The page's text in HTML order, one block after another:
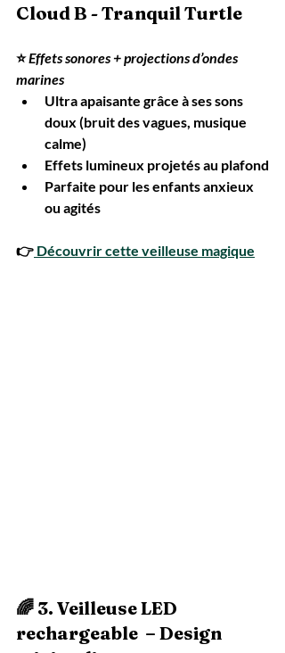
Cloud B - Tranquil Turtle
⭐ Effets sonores + projections d’ondes
marines
Ultra apaisante grâce à ses sons
doux (bruit des vagues, musique
calme)
Effets lumineux projetés au plafond
Parfaite pour les enfants anxieux
ou agités
👉 Découvrir cette veilleuse magique
🌈 3. Veilleuse LED
rechargeable  – Design